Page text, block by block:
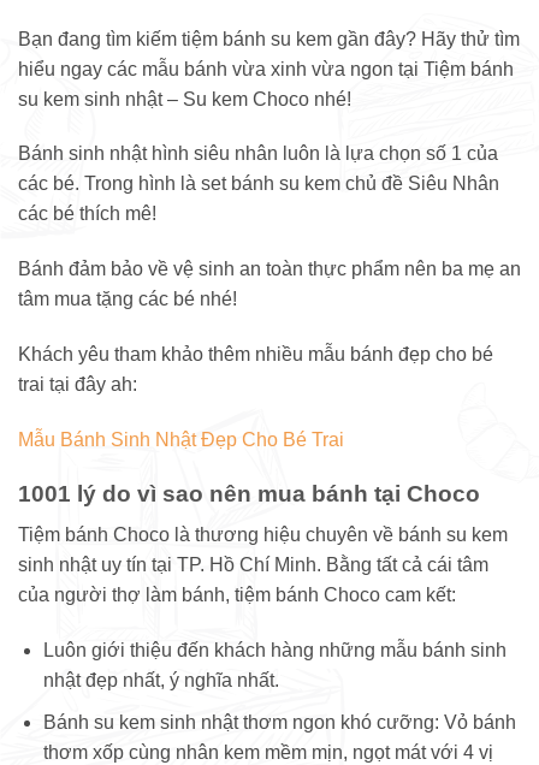
Bạn đang tìm kiếm tiệm bánh su kem gần đây? Hãy thử tìm
hiểu ngay các mẫu bánh vừa xinh vừa ngon tại Tiệm bánh
su kem sinh nhật – Su kem Choco nhé!
Bánh sinh nhật hình siêu nhân luôn là lựa chọn số 1 của
các bé. Trong hình là set bánh su kem chủ đề Siêu Nhân
các bé thích mê!
Bánh đảm bảo về vệ sinh an toàn thực phẩm nên ba mẹ an
tâm mua tặng các bé nhé!
Khách yêu tham khảo thêm nhiều mẫu bánh đẹp cho bé
trai tại đây ah:
Mẫu Bánh Sinh Nhật Đẹp Cho Bé Trai
1001 lý do vì sao nên mua bánh tại Choco
Tiệm bánh Choco là thương hiệu chuyên về bánh su kem
sinh nhật uy tín tại TP. Hồ Chí Minh. Bằng tất cả cái tâm
của người thợ làm bánh, tiệm bánh Choco cam kết:
Luôn giới thiệu đến khách hàng những mẫu bánh sinh
nhật đẹp nhất, ý nghĩa nhất.
Bánh su kem sinh nhật thơm ngon khó cưỡng: Vỏ bánh
thơm xốp cùng nhân kem mềm mịn, ngọt mát với 4 vị